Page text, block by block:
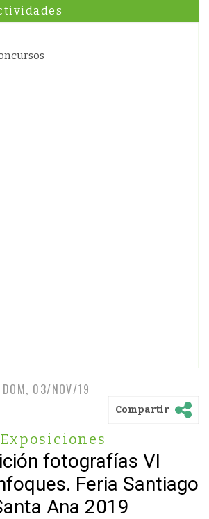
DOM, 03/NOV/19
Compartir
Exposiciones
fotografías VI
Feria Santiago
Ana 2019